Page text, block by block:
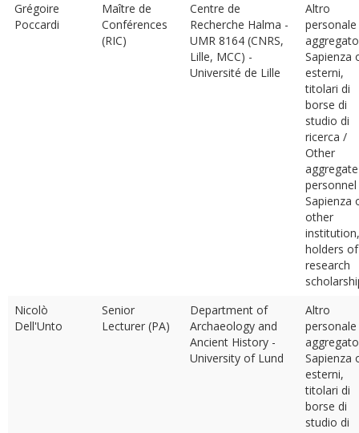
Grégoire
Poccardi
Maître de
Conférences
(RIC)
Centre de
Recherche Halma -
UMR 8164 (CNRS,
Lille, MCC) -
Université de Lille
Altro
personale
aggregato
Sapienza
esterni,
titolari di
borse di
studio di
ricerca /
Other
aggregate
personnel
Sapienza
other
institution,
holders of
research
Nicolò
Dell'Unto
Senior
Lecturer (PA)
Department of
Archaeology and
Ancient History -
University of Lund
Altro
personale
aggregato
Sapienza
esterni,
titolari di
borse di
studio di